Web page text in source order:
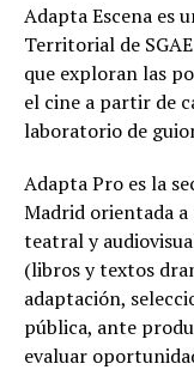
Adapta Escena es
Territorial de
que exploran las
el cine a partir de
laboratorio de
Adapta Pro es la
Madrid orientada
teatral y
(libros y textos
adaptación,
pública, ante
evaluar